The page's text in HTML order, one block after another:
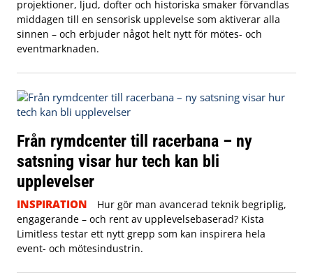
projektioner, ljud, dofter och historiska smaker förvandlas
middagen till en sensorisk upplevelse som aktiverar alla
sinnen – och erbjuder något helt nytt för mötes- och
eventmarknaden.
Från rymdcenter till racerbana – ny
satsning visar hur tech kan bli
upplevelser
INSPIRATION
Hur gör man avancerad teknik begriplig,
engagerande – och rent av upplevelsebaserad? Kista
Limitless testar ett nytt grepp som kan inspirera hela
event- och mötesindustrin.